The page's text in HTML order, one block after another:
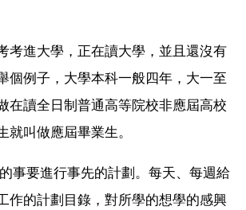
考進大學，正在讀大學，並且還沒有
個例子，大學本科一般四年，大一至
在讀全日制普通高等院校非應屆高校
就叫做應屆畢業生。
事要進行事先的計劃。每天、每週給
作的計劃目錄，對所學的想學的感興